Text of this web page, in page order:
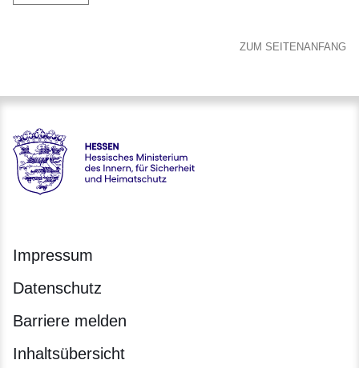
ZUM SEITENANFANG
Hessen - Hessisches Ministerium des Innern, für Sicherheit
Impressum
Datenschutz
Barriere melden
Inhaltsübersicht